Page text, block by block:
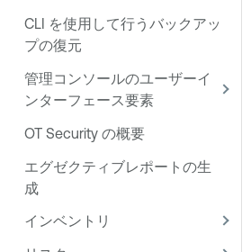
CLI を使用して行うバックアッ
プの復元
管理コンソールのユーザーイ
ンターフェース要素
OT Security の概要
エグゼクティブレポートの生
成
インベントリ